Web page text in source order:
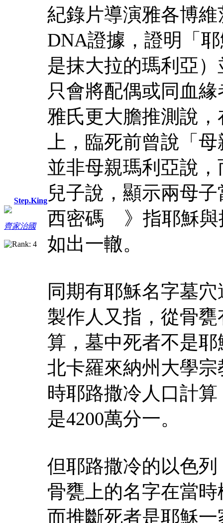
Step.King
齊家治國
紀錄片導演雅各博
DNA證據，證明「
是抹大拉的瑪利亞
只會將配偶或同血
雅氏更大膽推測說
上，臨死前曾說「
並非母親瑪利亞說
兒子說，顯示兩母
西密碼 》指耶穌與
如出一轍。
同期有耶穌名字墓穴
製作人又指，從骨
算，墓中死者不是
北卡羅來納州大學
時耶路撒冷人口計
是4200萬分一。
但耶路撒冷的以色
骨甕上的名字在當
而推斷死者是耶穌